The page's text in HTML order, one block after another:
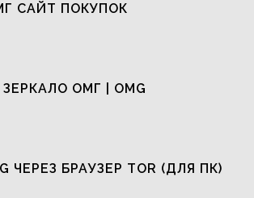
САЙТ ПОКУПОК
ОМГ | OMG
ЧЕРЕЗ БРАУЗЕР TOR (ДЛЯ ПК)